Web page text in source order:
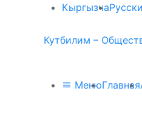
Кыргызча
Кутбилим –
МенюГлавная